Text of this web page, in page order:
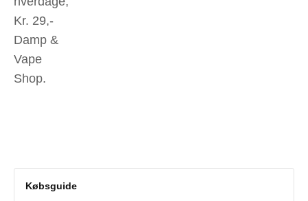
Kr. 29,-
Damp &
Vape
Shop.
Købsguide